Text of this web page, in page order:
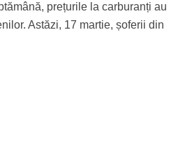
prețurile la carburanți au
Astăzi, 17 martie, șoferii din